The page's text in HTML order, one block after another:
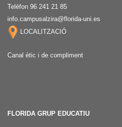
Telèfon 96 241 21 85
info.campusalzira@florida-uni.es
LOCALITZACIÓ
Canal ètic i de compliment
FLORIDA GRUP EDUCATIU